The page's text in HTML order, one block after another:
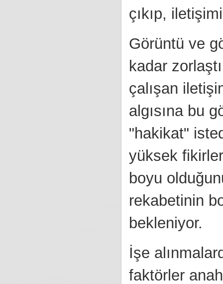
çıkıp,
Görüntü ve
kadar
çalışan
algısına bu
"hakikat"
yüksek
boyu
rekabetinin
bekleniyor.
İşe
faktörler